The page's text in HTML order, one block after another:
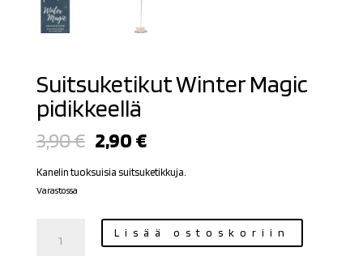
Suitsuketikut Winter Magic
pidikkeellä
3,90€ Alkuperäinen
hinta
oli:
2,90€Nykyinen
on:
Kanelin tuoksuisia suitsuketikkuja.
Varastossa
Winter
Lisää ostoskoriin